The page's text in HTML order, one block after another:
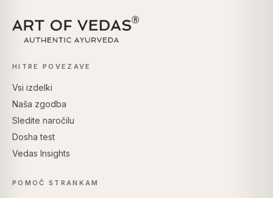
HITRE POVEZAVE
Vsi izdelki
Naša zgodba
Sledite naročilu
Dosha test
Vedas Insights
POMOČ STRANKAM